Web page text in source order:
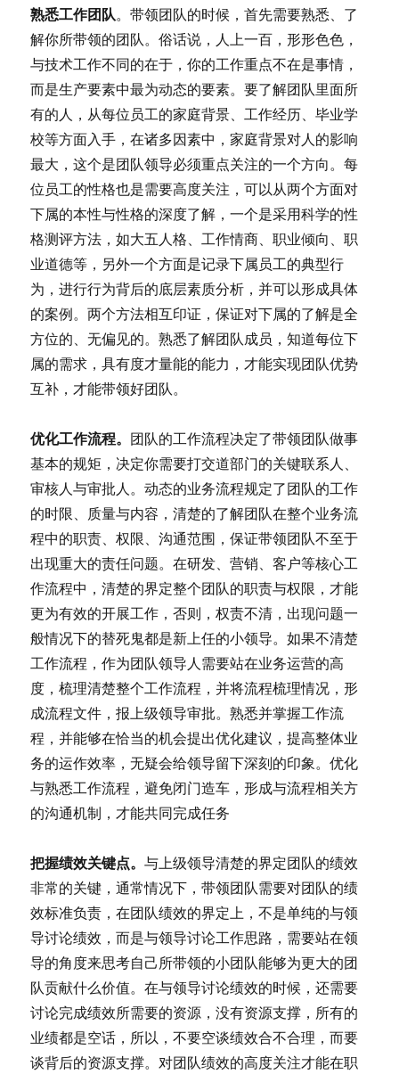
熟悉工作团队。带领团队的时候，首先需要熟悉、了
解你所带领的团队。俗话说，人上一百，形形色色，
与技术工作不同的在于，你的工作重点不在是事情，
而是生产要素中最为动态的要素。要了解团队里面所
有的人，从每位员工的家庭背景、工作经历、毕业学
校等方面入手，在诸多因素中，家庭背景对人的影响
最大，这个是团队领导必须重点关注的一个方向。每
位员工的性格也是需要高度关注，可以从两个方面对
下属的本性与性格的深度了解，一个是采用科学的性
格测评方法，如大五人格、工作情商、职业倾向、职
业道德等，另外一个方面是记录下属员工的典型行
为，进行行为背后的底层素质分析，并可以形成具体
的案例。两个方法相互印证，保证对下属的了解是全
方位的、无偏见的。熟悉了解团队成员，知道每位下
属的需求，具有度才量能的能力，才能实现团队优势
互补，才能带领好团队。
优化工作流程。 团队的工作流程决定了带领团队做事
基本的规矩，决定你需要打交道部门的关键联系人、
审核人与审批人。动态的业务流程规定了团队的工作
的时限、质量与内容，清楚的了解团队在整个业务流
程中的职责、权限、沟通范围，保证带领团队不至于
出现重大的责任问题。在研发、营销、客户等核心工
作流程中，清楚的界定整个团队的职责与权限，才能
更为有效的开展工作，否则，权责不清，出现问题一
般情况下的替死鬼都是新上任的小领导。如果不清楚
工作流程，作为团队领导人需要站在业务运营的高
度，梳理清楚整个工作流程，并将流程梳理情况，形
成流程文件，报上级领导审批。熟悉并掌握工作流
程，并能够在恰当的机会提出优化建议，提高整体业
务的运作效率，无疑会给领导留下深刻的印象。优化
与熟悉工作流程，避免闭门造车，形成与流程相关方
的沟通机制，才能共同完成任务
把握绩效关键点。与上级领导清楚的界定团队的绩效
非常的关键，通常情况下，带领团队需要对团队的绩
效标准负责，在团队绩效的界定上，不是单纯的与领
导讨论绩效，而是与领导讨论工作思路，需要站在领
导的角度来思考自己所带领的小团队能够为更大的团
队贡献什么价值。在与领导讨论绩效的时候，还需要
讨论完成绩效所需要的资源，没有资源支撑，所有的
业绩都是空话，所以，不要空谈绩效合不合理，而要
谈背后的资源支撑。对团队绩效的高度关注才能在职